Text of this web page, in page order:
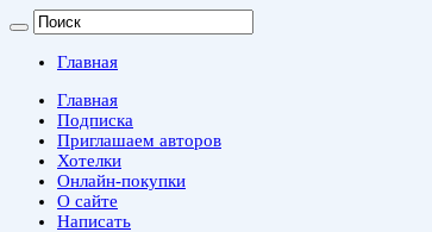
Главная
Главная
Подписка
Приглашаем авторов
Хотелки
Онлайн-покупки
О сайте
Написать